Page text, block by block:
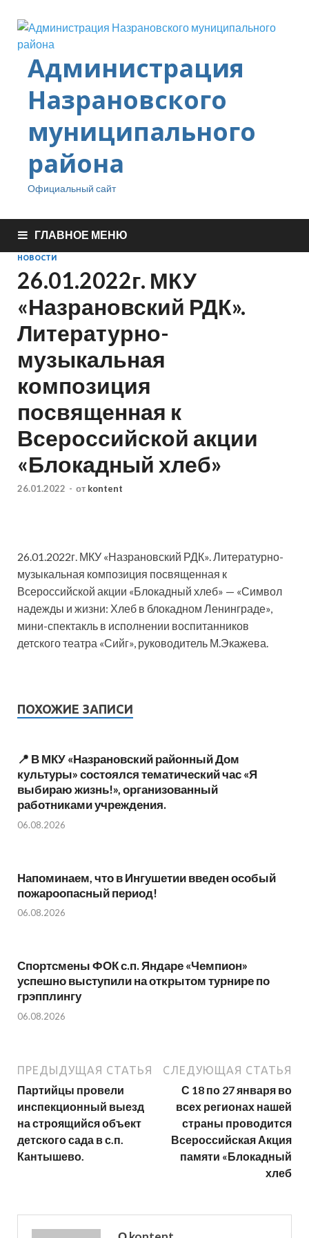
Администрация
Назрановского
муниципального
района
Официальный сайт
ГЛАВНОЕ МЕНЮ
НОВОСТИ
26.01.2022г. МКУ
«Назрановский РДК».
Литературно-
музыкальная
композиция
посвященная к
Всероссийской акции
«Блокадный хлеб»
26.01.2022 - от kontent
26.01.2022г. МКУ «Назрановский РДК». Литературно-
музыкальная композиция посвященная к
Всероссийской акции «Блокадный хлеб» — «Символ
надежды и жизни: Хлеб в блокадном Ленинграде»,
мини-спектакль в исполнении воспитанников
детского театра «Сийг», руководитель М.Экажева.
ПОХОЖИЕ ЗАПИСИ
📍 В МКУ «Назрановский районный Дом
культуры» состоялся тематический час «Я
выбираю жизнь!», организованный
работниками учреждения.
06.08.2026
Напоминаем, что в Ингушетии введен особый
пожароопасный период!⁣⁣⠀
06.08.2026
Спортсмены ФОК с.п. Яндаре «Чемпион»
успешно выступили на открытом турнире по
грэпплингу
06.08.2026
ПРЕДЫДУЩАЯ СТАТЬЯ
Партийцы провели
инспекционный выезд
на строящийся объект
детского сада в с.п.
Кантышево.
СЛЕДУЮЩАЯ СТАТЬЯ
С 18 по 27 января во
всех регионах нашей
страны проводится
Всероссийская Акция
памяти «Блокадный
хлеб